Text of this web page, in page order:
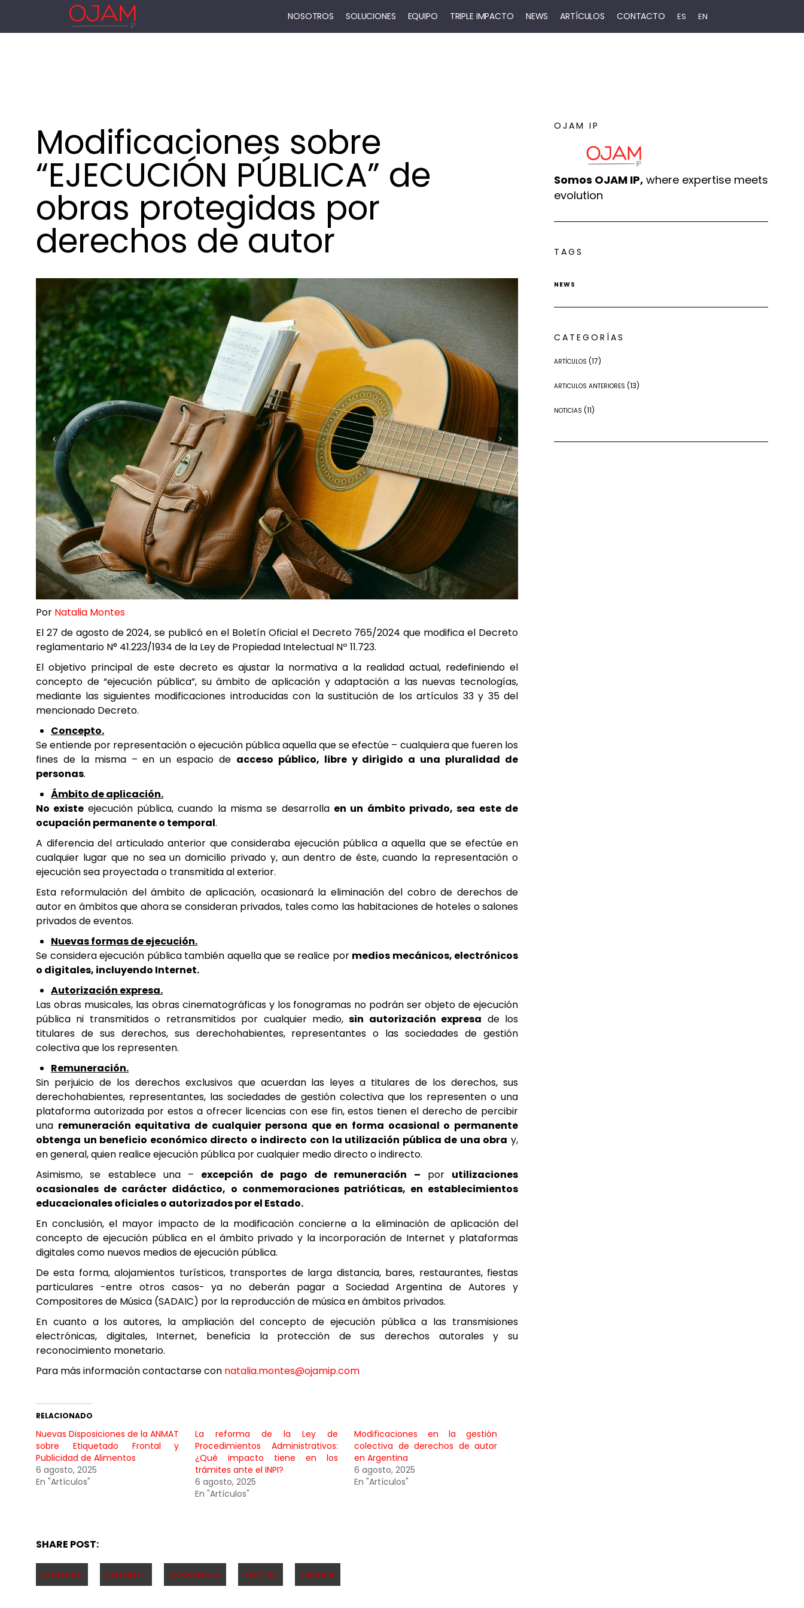
NOSOTROS SOLUCIONES EQUIPO TRIPLE IMPACTO NEWS ARTÍCULOS CONTACTO ES EN
Modificaciones sobre
“EJECUCIÓN PÚBLICA” de
obras protegidas por
derechos de autor
Por Natalia Montes
El 27 de agosto de 2024, se publicó en el Boletín Oficial el Decreto 765/2024 que modifica el Decreto
reglamentario N° 41.223/1934 de la Ley de Propiedad Intelectual Nº 11.723.
El objetivo principal de este decreto es ajustar la normativa a la realidad actual, redefiniendo el
concepto de “ejecución pública”, su ámbito de aplicación y adaptación a las nuevas tecnologías,
mediante las siguientes modificaciones introducidas con la sustitución de los artículos 33 y 35 del
mencionado Decreto.
Concepto.
Se entiende por representación o ejecución pública aquella que se efectúe – cualquiera que fueren los
fines de la misma – en un espacio de acceso público, libre y dirigido a una pluralidad de
personas.
Ámbito de aplicación.
No existe ejecución pública, cuando la misma se desarrolla en un ámbito privado, sea este de
ocupación permanente o temporal.
A diferencia del articulado anterior que consideraba ejecución pública a aquella que se efectúe en
cualquier lugar que no sea un domicilio privado y, aun dentro de éste, cuando la representación o
ejecución sea proyectada o transmitida al exterior.
Esta reformulación del ámbito de aplicación, ocasionará la eliminación del cobro de derechos de
autor en ámbitos que ahora se consideran privados, tales como las habitaciones de hoteles o salones
privados de eventos.
Nuevas formas de ejecución.
Se considera ejecución pública también aquella que se realice por medios mecánicos, electrónicos
o digitales, incluyendo Internet.
Autorización expresa.
Las obras musicales, las obras cinematográficas y los fonogramas no podrán ser objeto de ejecución
pública ni transmitidos o retransmitidos por cualquier medio,sin autorización expresa de los
titulares de sus derechos, sus derechohabientes, representantes o las sociedades de gestión
colectiva que los representen.
Remuneración.
Sin perjuicio de los derechos exclusivos que acuerdan las leyes a titulares de los derechos, sus
derechohabientes, representantes, las sociedades de gestión colectiva que los representen o una
plataforma autorizada por estos a ofrecer licencias con ese fin, estos tienen el derecho de percibir
una remuneración equitativa de cualquier persona que en forma ocasional o permanente
obtenga un beneficio económico directo o indirecto con la utilización pública de una obra y,
en general, quien realice ejecución pública por cualquier medio directo o indirecto.
Asimismo, se establece una – excepción de pago de remuneración – por utilizaciones
ocasionales de carácter didáctico, o conmemoraciones patrióticas, en establecimientos
educacionales oficiales o autorizados por el Estado.
En conclusión, el mayor impacto de la modificación concierne a la eliminación de aplicación del
concepto de ejecución pública en el ámbito privado y la incorporación de Internet y plataformas
digitales como nuevos medios de ejecución pública.
De esta forma, alojamientos turísticos, transportes de larga distancia, bares, restaurantes, fiestas
particulares -entre otros casos- ya no deberán pagar a Sociedad Argentina de Autores y
Compositores de Música (SADAIC) por la reproducción de música en ámbitos privados.
En cuanto a los autores, la ampliación del concepto de ejecución pública a las transmisiones
electrónicas, digitales, Internet, beneficia la protección de sus derechos autorales y su
reconocimiento monetario.
Para más información contactarse con natalia.montes@ojamip.com
RELACIONADO
Nuevas Disposiciones de la ANMAT
sobre Etiquetado Frontal y
Publicidad de Alimentos
6 agosto, 2025
En "Artículos"
La reforma de la Ley de
Procedimientos Administrativos:
¿Qué impacto tiene en los
trámites ante el INPI?
6 agosto, 2025
En "Artículos"
Modificaciones en la gestión
colectiva de derechos de autor
en Argentina
6 agosto, 2025
En "Artículos"
SHARE POST:
OJAM IP
Somos OJAM IP, where expertise meets
evolution
TAGS
NEWS
CATEGORÍAS
ARTÍCULOS (17)
ARTICULOS ANTERIORES (13)
NOTICIAS (11)